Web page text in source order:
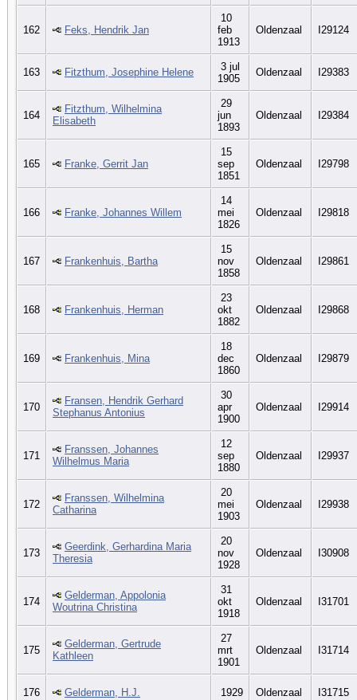
162 Feks, Hendrik Jan
10
feb
1913
Oldenzaal I29124
163 Fitzthum, Josephine Helene
3 jul
1905
Oldenzaal I29383
164
Fitzthum, Wilhelmina
Elisabeth
29
jun
1893
Oldenzaal I29384
165 Franke, Gerrit Jan
15
sep
1851
Oldenzaal I29798
166 Franke, Johannes Willem
14
mei
1826
Oldenzaal I29818
167 Frankenhuis, Bartha
15
nov
1858
Oldenzaal I29861
168 Frankenhuis, Herman
23
okt
1882
Oldenzaal I29868
169 Frankenhuis, Mina
18
dec
1860
Oldenzaal I29879
170
Fransen, Hendrik Gerhard
Stephanus Antonius
30
apr
1900
Oldenzaal I29914
171
Franssen, Johannes
Wilhelmus Maria
12
sep
1880
Oldenzaal I29937
172
Franssen, Wilhelmina
Catharina
20
mei
1903
Oldenzaal I29938
173
Geerdink, Gerhardina Maria
Theresia
20
nov
1928
Oldenzaal I30908
174
Gelderman, Appolonia
Woutrina Christina
31
okt
1918
Oldenzaal I31701
175
Gelderman, Gertrude
Kathleen
27
mrt
1901
Oldenzaal I31714
176 Gelderman, H.J. 1929 Oldenzaal I31715